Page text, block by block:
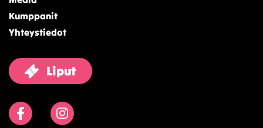
Kumppanit
Yhteystiedot
Liput
FacebookInstagram